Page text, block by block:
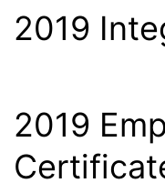
2019
2019